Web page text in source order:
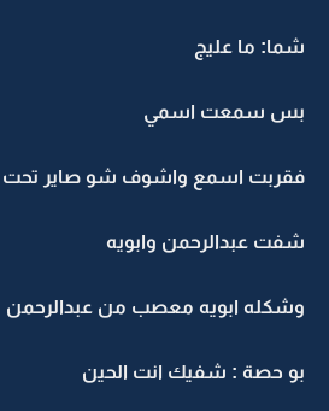
شما: ما عليج
بس سمعت اسمي
فقربت اسمع واشوف شو صاير تحت
شفت عبدالرحمن وابويه
وشكله ابويه معصب من عبدالرحمن
بو حصة : شفيك انت الحين